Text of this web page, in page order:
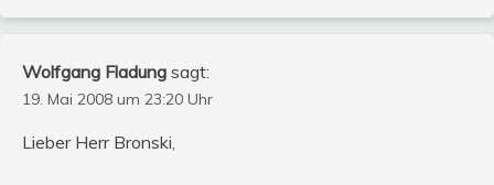
Wolfgang Fladung sagt:
19. Mai 2008 um 23:20 Uhr
Lieber Herr Bronski,